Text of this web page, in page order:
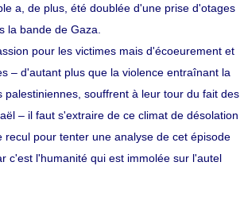
a, de plus, été doublée d'une prise d'otages
la bande de Gaza.
pour les victimes mais d'écoeurement et
– d'autant plus que la violence entraînant la
souffrent à leur tour du fait des
– il faut s'extraire de ce climat de désolation
pour tenter une analyse de cet épisode
c'est l'humanité qui est immolée sur l'autel